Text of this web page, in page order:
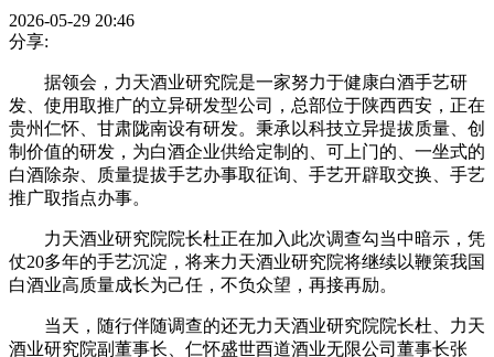
2026-05-29 20:46
分享:
据领会，力天酒业研究院是一家努力于健康白酒手艺研
发、使用取推广的立异研发型公司，总部位于陕西西安，正在
贵州仁怀、甘肃陇南设有研发。秉承以科技立异提拔质量、创
制价值的研发，为白酒企业供给定制的、可上门的、一坐式的
白酒除杂、质量提拔手艺办事取征询、手艺开辟取交换、手艺
推广取指点办事。
力天酒业研究院院长杜正在加入此次调查勾当中暗示，凭
仗20多年的手艺沉淀，将来力天酒业研究院将继续以鞭策我国
白酒业高质量成长为己任，不负众望，再接再励。
当天，随行伴随调查的还无力天酒业研究院院长杜、力天
酒业研究院副董事长、仁怀盛世酉道酒业无限公司董事长张